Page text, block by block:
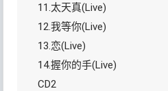
11.太天真(Live)
12.我等你(Live)
13.恋(Live)
14.握你的手(Live)
CD2